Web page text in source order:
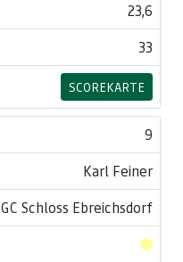
23,6
33
SCOREKARTE
9
Karl Feiner
GC Schloss Ebreichsdorf